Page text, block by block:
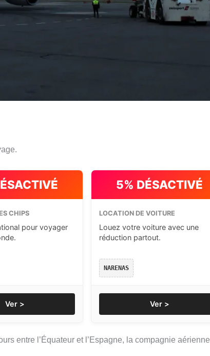
CHIPS
pour voyager
Ver >
5% DÉSACTIVÉ
LOCATION DE VOITURE
Louez votre voiture avec une
réduction partout.
NARENAS
Ver >
entre l’Équateur et l’Espagne, la compagnie aérienne